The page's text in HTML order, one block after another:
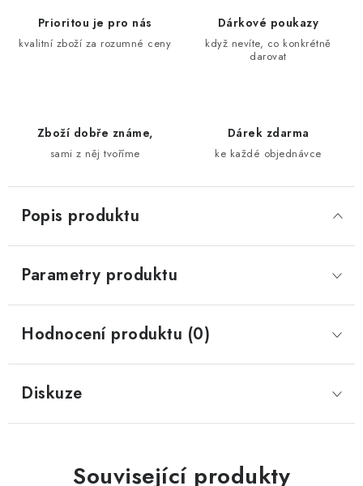
Prioritou je pro nás
kvalitní zboží za rozumné ceny
Dárkové poukazy
když nevíte, co konkrétně
darovat
Zboží dobře známe,
sami z něj tvoříme
Dárek zdarma
ke každé objednávce
Popis produktu
Parametry produktu
Hodnocení produktu (0)
Diskuze
Související produkty